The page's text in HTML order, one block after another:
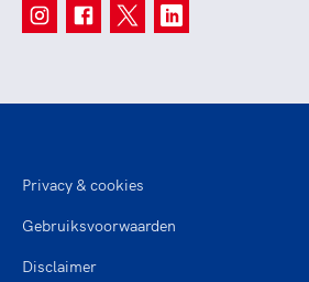
Privacy & cookies
Gebruiksvoorwaarden
Disclaimer